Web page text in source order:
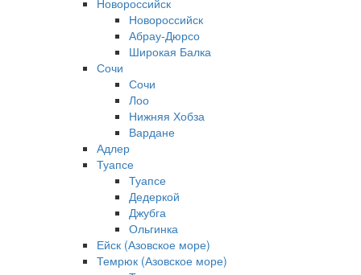
Новороссийск
Новороссийск
Абрау-Дюрсо
Широкая Балка
Сочи
Сочи
Лоо
Нижняя Хобза
Вардане
Адлер
Туапсе
Туапсе
Дедеркой
Джубга
Ольгинка
Ейск (Азовское море)
Темрюк (Азовское море)